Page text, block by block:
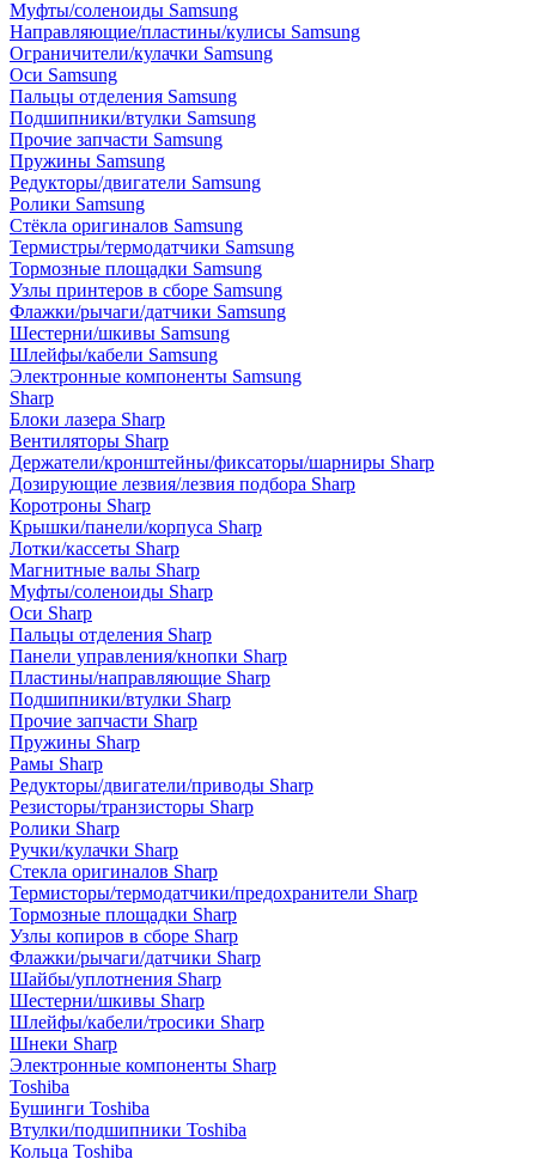
Муфты/соленоиды Samsung
Направляющие/пластины/кулисы Samsung
Ограничители/кулачки Samsung
Оси Samsung
Пальцы отделения Samsung
Подшипники/втулки Samsung
Прочие запчасти Samsung
Пружины Samsung
Редукторы/двигатели Samsung
Ролики Samsung
Стёкла оригиналов Samsung
Термистры/термодатчики Samsung
Тормозные площадки Samsung
Узлы принтеров в сборе Samsung
Флажки/рычаги/датчики Samsung
Шестерни/шкивы Samsung
Шлейфы/кабели Samsung
Электронные компоненты Samsung
Sharp
Блоки лазера Sharp
Вентиляторы Sharp
Держатели/кронштейны/фиксаторы/шарниры Sharp
Дозирующие лезвия/лезвия подбора Sharp
Коротроны Sharp
Крышки/панели/корпуса Sharp
Лотки/кассеты Sharp
Магнитные валы Sharp
Муфты/соленоиды Sharp
Оси Sharp
Пальцы отделения Sharp
Панели управления/кнопки Sharp
Пластины/направляющие Sharp
Подшипники/втулки Sharp
Прочие запчасти Sharp
Пружины Sharp
Рамы Sharp
Редукторы/двигатели/приводы Sharp
Резисторы/транзисторы Sharp
Ролики Sharp
Ручки/кулачки Sharp
Стекла оригиналов Sharp
Термисторы/термодатчики/предохранители Sharp
Тормозные площадки Sharp
Узлы копиров в сборе Sharp
Флажки/рычаги/датчики Sharp
Шайбы/уплотнения Sharp
Шестерни/шкивы Sharp
Шлейфы/кабели/тросики Sharp
Шнеки Sharp
Электронные компоненты Sharp
Toshiba
Бушинги Toshiba
Втулки/подшипники Toshiba
Кольца Toshiba